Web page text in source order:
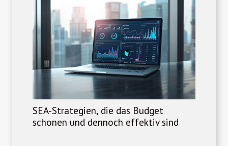
SEA-Strategien, die das Budget
schonen und dennoch effektiv sind